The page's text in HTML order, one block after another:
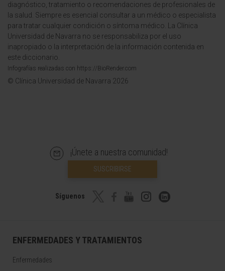
diagnóstico, tratamiento o recomendaciones de profesionales de
la salud. Siempre es esencial consultar a un médico o especialista
para tratar cualquier condición o síntoma médico. La Clínica
Universidad de Navarra no se responsabiliza por el uso
inapropiado o la interpretación de la información contenida en
este diccionario.
Infografías realizadas con https://BioRender.com
© Clínica Universidad de Navarra 2026
¡Únete a nuestra comunidad!
SUSCRIBIRSE
Síguenos
ENFERMEDADES Y TRATAMIENTOS
Enfermedades